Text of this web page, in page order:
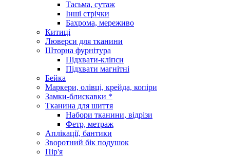
Тасьма, сутаж
Інші стрічки
Бахрома, мереживо
Китиці
Люверси для тканини
Шторна фурнітура
Підхвати-кліпси
Підхвати магнітні
Бейка
Маркери, олівці, крейда, копіри
Замки-блискавки *
Тканина для шиття
Набори тканини, відрізи
Фетр, метраж
Аплікації, бантики
Зворотний бік подушок
Пір'я